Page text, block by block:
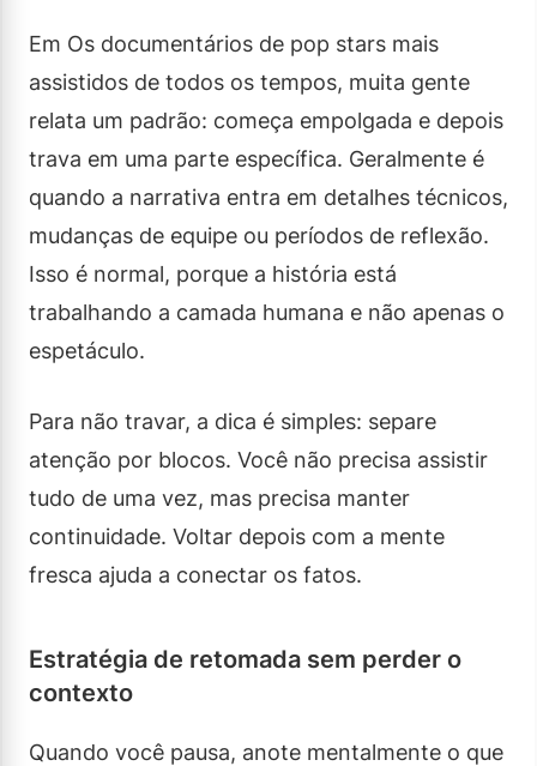
Em Os documentários de pop stars mais
assistidos de todos os tempos, muita gente
relata um padrão: começa empolgada e depois
trava em uma parte específica. Geralmente é
quando a narrativa entra em detalhes técnicos,
mudanças de equipe ou períodos de reflexão.
Isso é normal, porque a história está
trabalhando a camada humana e não apenas o
espetáculo.
Para não travar, a dica é simples: separe
atenção por blocos. Você não precisa assistir
tudo de uma vez, mas precisa manter
continuidade. Voltar depois com a mente
fresca ajuda a conectar os fatos.
Estratégia de retomada sem perder o
contexto
Quando você pausa, anote mentalmente o que